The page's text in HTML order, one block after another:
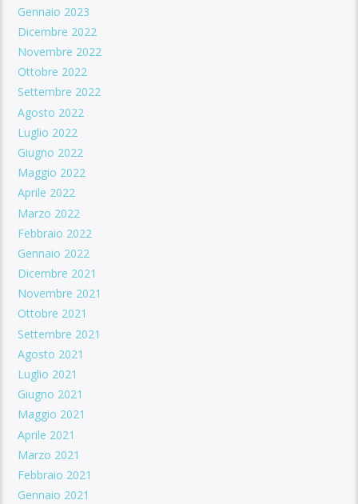
Gennaio 2023
Dicembre 2022
Novembre 2022
Ottobre 2022
Settembre 2022
Agosto 2022
Luglio 2022
Giugno 2022
Maggio 2022
Aprile 2022
Marzo 2022
Febbraio 2022
Gennaio 2022
Dicembre 2021
Novembre 2021
Ottobre 2021
Settembre 2021
Agosto 2021
Luglio 2021
Giugno 2021
Maggio 2021
Aprile 2021
Marzo 2021
Febbraio 2021
Gennaio 2021